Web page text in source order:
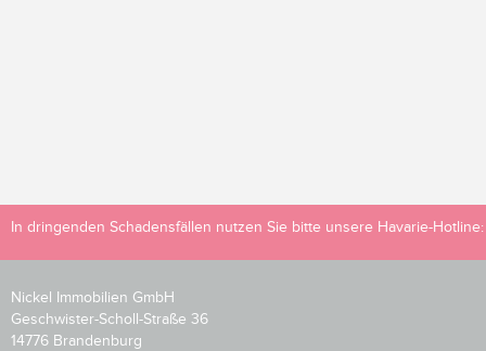
In dringenden Schadensfällen nutzen Sie bitte unsere Havarie-
Nickel Immobilien GmbH
Geschwister-Scholl-Straße 36
14776 Brandenburg